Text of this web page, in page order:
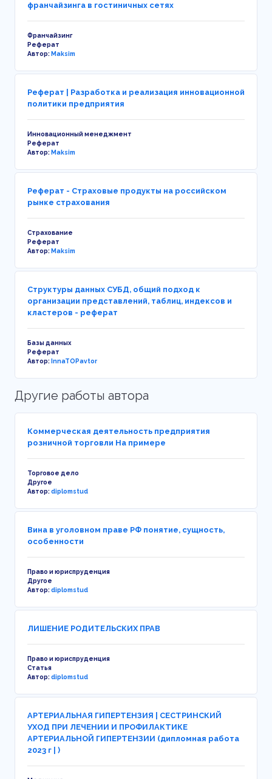
франчайзинга в гостиничных сетях
Франчайзинг
Реферат
Автор:Maksim
Реферат | Разработка и реализация инновационной
политики предприятия
Инновационный менеджмент
Реферат
Автор:Maksim
Реферат - Страховые продукты на российском
рынке страхования
Страхование
Реферат
Автор:Maksim
Структуры данных СУБД, общий подход к
организации представлений, таблиц, индексов и
кластеров - реферат
Базы данных
Реферат
Автор:InnaTOPavtor
Другие работы автора
Коммерческая деятельность предприятия
розничной торговли На примере
Торговое дело
Другое
Автор:diplomstud
Вина в уголовном праве РФ понятие, сущность,
особенности
Право и юриспруденция
Другое
Автор:diplomstud
ЛИШЕНИЕ РОДИТЕЛЬСКИХ ПРАВ
Право и юриспруденция
Статья
Автор:diplomstud
АРТЕРИАЛЬНАЯ ГИПЕРТЕНЗИЯ | СЕСТРИНСКИЙ
УХОД ПРИ ЛЕЧЕНИИ И ПРОФИЛАКТИКЕ
АРТЕРИАЛЬНОЙ ГИПЕРТЕНЗИИ (дипломная работа
2023 г | )